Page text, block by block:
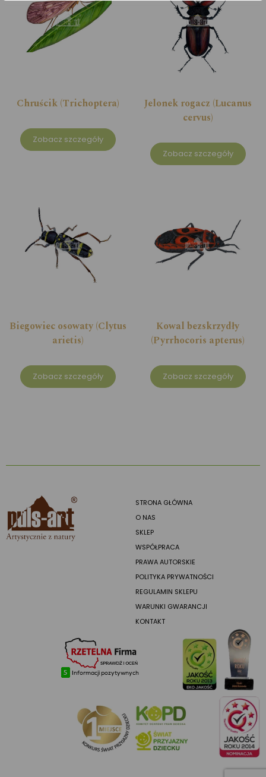
Chruścik (Trichoptera)
Zobacz szczegóły
Jelonek rogacz (Lucanus
cervus)
Zobacz szczegóły
Biegowiec osowaty (Clytus
arietis)
Zobacz szczegóły
Kowal bezskrzydły
(Pyrrhocoris apterus)
Zobacz szczegóły
STRONA GŁÓWNA
O NAS
SKLEP
WSPÓŁPRACA
PRAWA AUTORSKIE
POLITYKA PRYWATNOŚCI
REGULAMIN SKLEPU
WARUNKI GWARANCJI
KONTAKT